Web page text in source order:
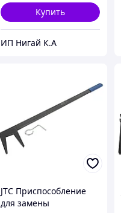
Купить
ИП Нигай К.А
JTC Приспособление
для замены